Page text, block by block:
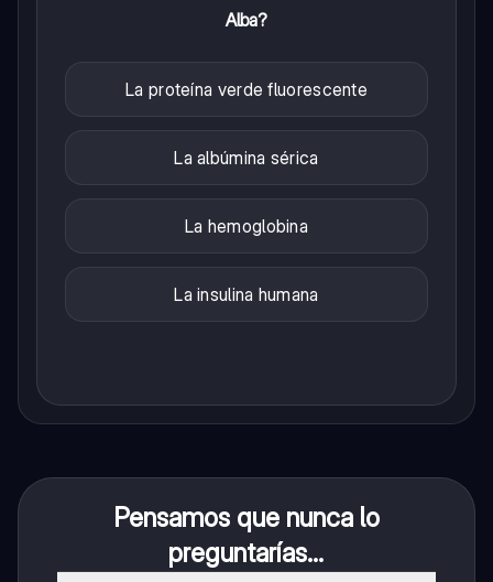
Alba?
La proteína verde fluorescente
La albúmina sérica
La hemoglobina
La insulina humana
Pensamos que nunca lo
preguntarías...